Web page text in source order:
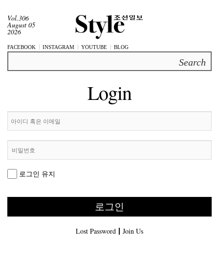
Vol.306
August 05
2026
FACEBOOK INSTAGRAM YOUTUBE BLOG
Login
로그인 유지
Lost Password Join Us